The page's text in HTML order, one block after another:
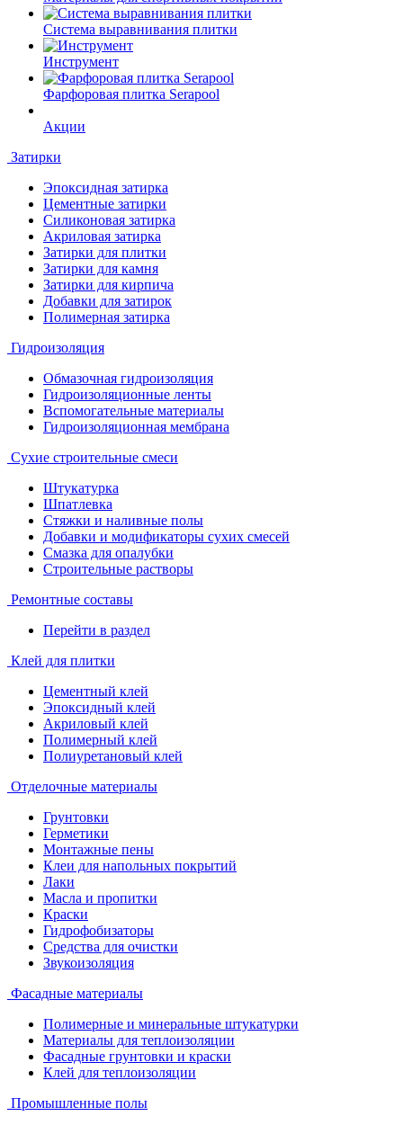
Система выравнивания плитки
Инструмент
Фарфоровая плитка Serapool
Акции
Затирки
Эпоксидная затирка
Цементные затирки
Силиконовая затирка
Акриловая затирка
Затирки для плитки
Затирки для камня
Затирки для кирпича
Добавки для затирок
Полимерная затирка
Гидроизоляция
Обмазочная гидроизоляция
Гидроизоляционные ленты
Вспомогательные материалы
Гидроизоляционная мембрана
Сухие строительные смеси
Штукатурка
Шпатлевка
Стяжки и наливные полы
Добавки и модификаторы сухих смесей
Смазка для опалубки
Строительные растворы
Ремонтные составы
Перейти в раздел
Клей для плитки
Цементный клей
Эпоксидный клей
Акриловый клей
Полимерный клей
Полиуретановый клей
Отделочные материалы
Грунтовки
Герметики
Монтажные пены
Клеи для напольных покрытий
Лаки
Масла и пропитки
Краски
Гидрофобизаторы
Средства для очистки
Звукоизоляция
Фасадные материалы
Полимерные и минеральные штукатурки
Материалы для теплоизоляции
Фасадные грунтовки и краски
Клей для теплоизоляции
Промышленные полы